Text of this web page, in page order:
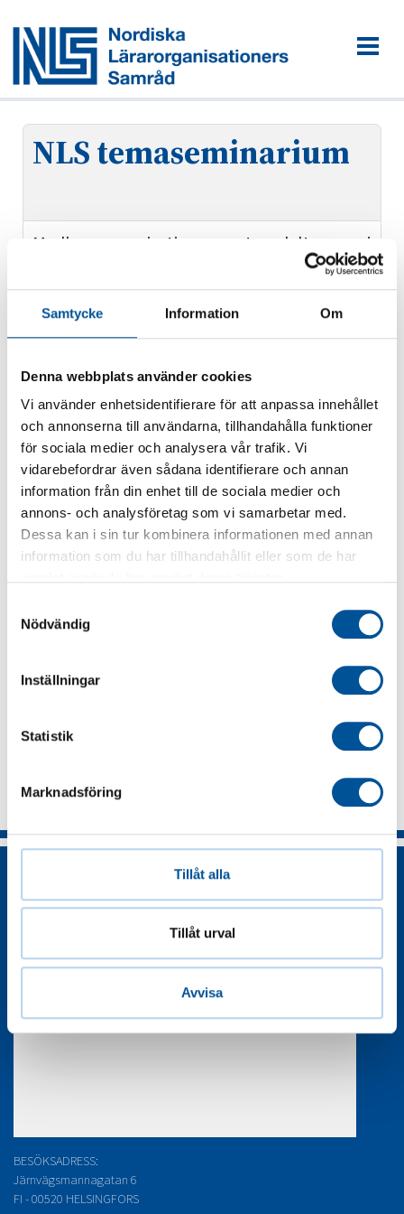
Samtycke Information Om
Denna webbplats använder cookies
Vi använder enhetsidentifierare för att anpassa innehållet
och annonserna till användarna, tillhandahålla funktioner
för sociala medier och analysera vår trafik. Vi
vidarebefordrar även sådana identifierare och annan
information från din enhet till de sociala medier och
annons- och analysföretag som vi samarbetar med.
Dessa kan i sin tur kombinera informationen med annan
information som du har tillhandahållit eller som de har
Nödvändig
Inställningar
Statistik
Marknadsföring
Tillåt alla
Tillåt urval
Avvisa
NLS temaseminarium
Medlemsorganisationerna utser deltagarna i
Detaljer
Börjar
24.09.2025
Slutar
25.09.2025
Plats
Oslo
Tillbaka
BESÖKSADRESS:
Järnvägsmannagatan 6
FI - 00520 HELSINGFORS